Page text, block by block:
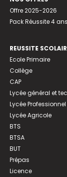
Offre 2025-2026
Pack Réussite 4 ans
REUSSITE
Ecole Primaire
Collège
CAP
Lycée général et
Lycée Professionnel
Lycée Agricole
BTS
BTSA
BUT
Prépas
Licence